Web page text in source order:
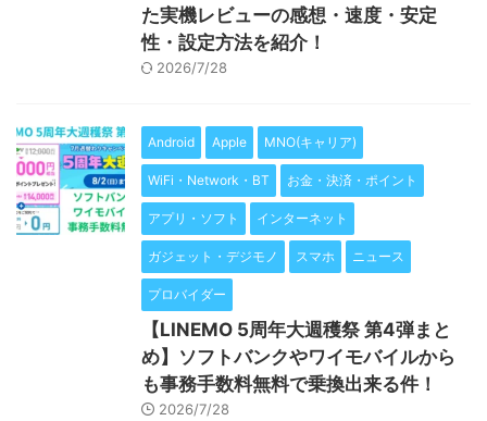
た実機レビューの感想・速度・安定
性・設定方法を紹介！
2026/7/28
Android Apple MNO(キャリア)
WiFi・Network・BT お金・決済・ポイント
アプリ・ソフト インターネット
ガジェット・デジモノ スマホ ニュース
プロバイダー
【LINEMO 5周年大週穫祭 第4弾まと
め】ソフトバンクやワイモバイルから
も事務手数料無料で乗換出来る件！
2026/7/28